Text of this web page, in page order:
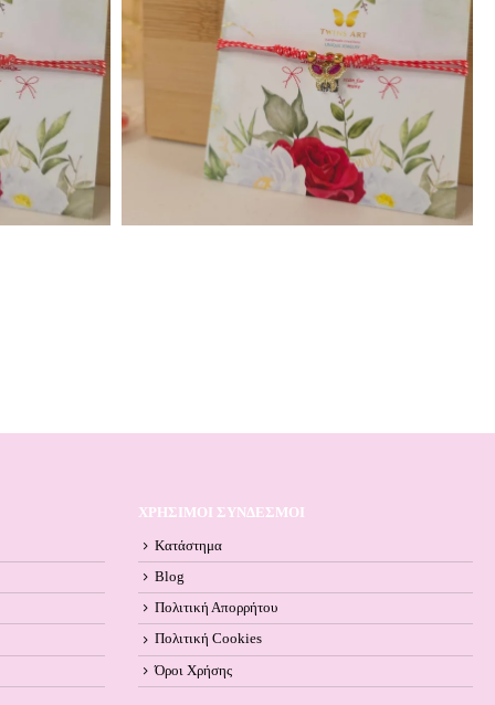
ΧΡΗΣΙΜΟΙ ΣΥΝΔΕΣΜΟΙ
Κατάστημα
Blog
Πολιτική Απορρήτου
Πολιτική Cookies
Όροι Xρήσης